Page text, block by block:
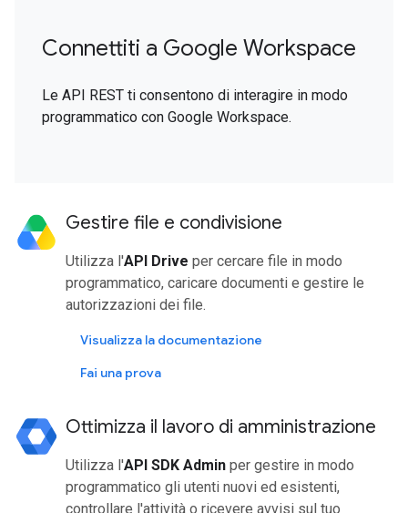
Connettiti a Google Workspace
Le API REST ti consentono di interagire in modo
programmatico con Google Workspace.
Gestire file e condivisione
Utilizza l'API Drive per cercare file in modo
programmatico, caricare documenti e gestire le
autorizzazioni dei file.
Visualizza la documentazione
Fai una prova
Ottimizza il lavoro di amministrazione
Utilizza l'API SDK Admin per gestire in modo
programmatico gli utenti nuovi ed esistenti,
controllare l'attività o ricevere avvisi sul tuo